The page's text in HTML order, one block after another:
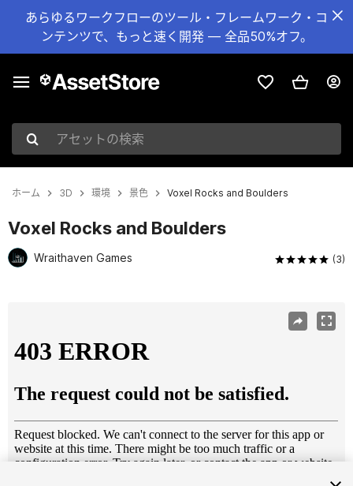
あらゆるワークフローのツール・フレームワーク・コ
ンテンツで、もっと速く開発 — 全品50%オフ。
アセットの検索
ホーム 3D 環境 景色 Voxel Rocks and Boulders
Voxel Rocks and Boulders
Wraithaven Games (3)